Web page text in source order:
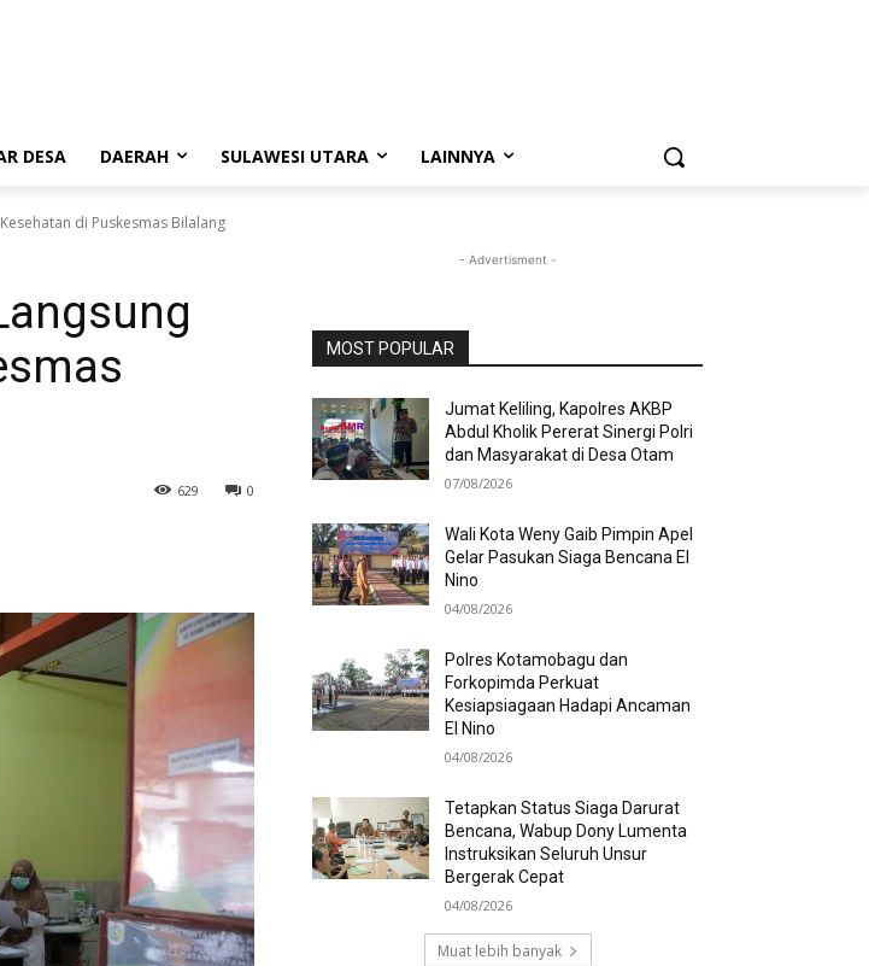
DESA DAERAH SULAWESI UTARA LAINNYA
di Puskesmas Bilalang
0
629
- Advertisment -
MOST POPULAR
Jumat Keliling, Kapolres AKBP
Abdul Kholik Pererat Sinergi Polri
dan Masyarakat di Desa Otam
07/08/2026
Wali Kota Weny Gaib Pimpin Apel
Gelar Pasukan Siaga Bencana El
Nino
04/08/2026
Polres Kotamobagu dan
Forkopimda Perkuat
Kesiapsiagaan Hadapi Ancaman
El Nino
04/08/2026
Tetapkan Status Siaga Darurat
Bencana, Wabup Dony Lumenta
Instruksikan Seluruh Unsur
Bergerak Cepat
04/08/2026
Muat lebih banyak